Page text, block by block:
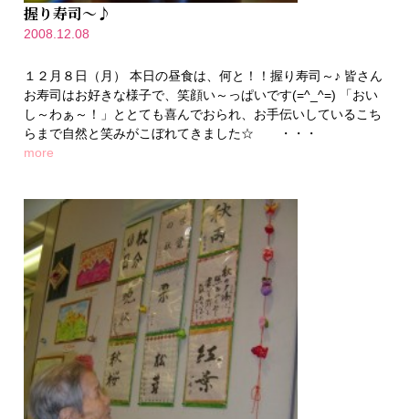
握り寿司～♪
2008.12.08
１２月８日（月） 本日の昼食は、何と！！握り寿司～♪ 皆さん
お寿司はお好きな様子で、笑顔い～っぱいです(=^_^=) 「おい
し～わぁ～！」ととても喜んでおられ、お手伝いしているこち
らまで自然と笑みがこぼれてきました☆ ・・・
more